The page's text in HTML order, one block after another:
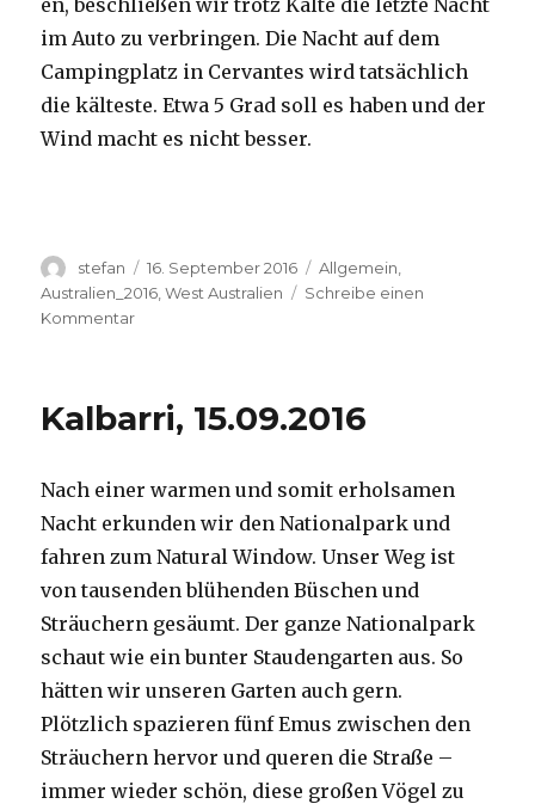
im Auto zu verbringen. Die Nacht auf dem
Campingplatz in Cervantes wird tatsächlich
die kälteste. Etwa 5 Grad soll es haben und der
Wind macht es nicht besser.
Autor
stefan
Veröffentlicht
am
16. September 2016 Kategorien
Allgemein
Australien_2016 ,West Australien
Schreibe einen
Kommentarzu
Kalbarri, 15.09.2016
Nach einer warmen und somit erholsamen
Nacht erkunden wir den Nationalpark und
fahren zum Natural Window. Unser Weg ist
von tausenden blühenden Büschen und
Sträuchern gesäumt. Der ganze Nationalpark
schaut wie ein bunter Staudengarten aus. So
hätten wir unseren Garten auch gern.
Plötzlich spazieren fünf Emus zwischen den
Sträuchern hervor und queren die Straße –
immer wieder schön, diese großen Vögel zu